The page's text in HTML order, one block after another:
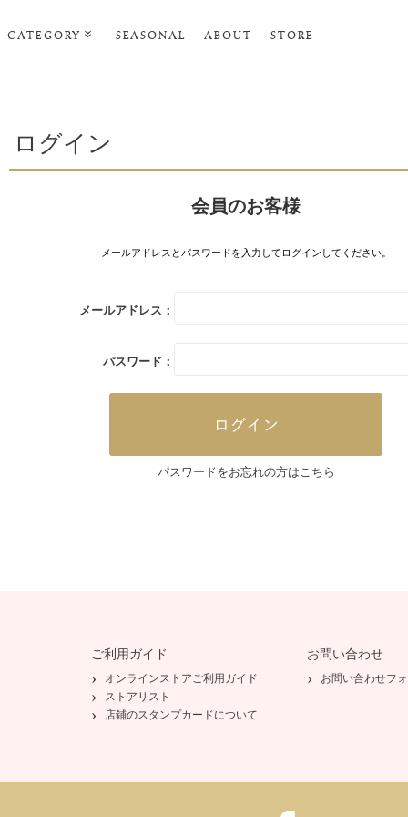
CATEGORY SEASONAL ABOUT STORE
ポーチ･トラベルグッズ
タオル・ヘアバンド
ログイン
会員のお客様
メールアドレスとパスワードを入力してログインしてください。
メールアドレス：
パスワード：
パスワードをお忘れの方はこちら
ご利用ガイド
オンラインストアご利用ガイド
ストアリスト
店鋪のスタンプカードについて
お問い合わせ
お問い合わせフ